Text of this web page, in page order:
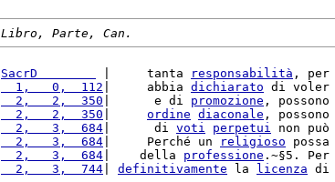
Libro, Parte, Can.
SacrD |     tanta responsabilità , per
  1,   0,  112
|     abbia dichiarato di voler
  2,   2,  350
|      e di promozione , possono
  2,   2,  350
ordine diaconale , possono
  2,   3,  684
|      di voti perpetui non può
  2,   3,  684
|     Perché un religioso possa
  2,   3,  684
|    della professione .~§5. Per
  2,   3,  744
definitivamente la licenza di